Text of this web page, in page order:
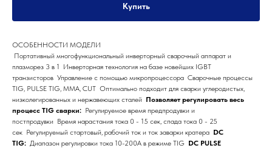
Купить
ОСОБЕННОСТИ МОДЕЛИ
Портативный многофункциональный инверторный сварочный аппарат и
плазморез 3 в 1 Инверторная технология на базе новейших IGBT
транзисторов Управление с помощью микропроцессора Сварочные процессы
TIG, PULSE TIG, MMA, CUT Оптимально подходит для сварки углеродистых,
низколегированных и нержавеющих сталей Позволяет регулировать весь
процесс TIG сварки: Регулируемое время предпродувки и
постпродувки Время нарастания тока 0 - 15 сек, спада тока 0 - 25
сек Регулируемый стартовый, рабочий ток и ток заварки кратера DC
TIG: Диапазон регулировки тока 10-200А в режиме TIG DC PULSE